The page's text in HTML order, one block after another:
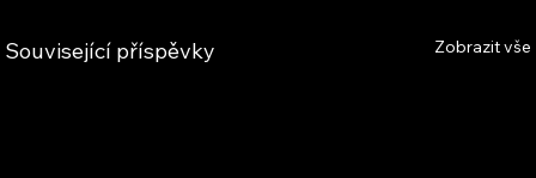
Související příspěvky Zobrazit vše